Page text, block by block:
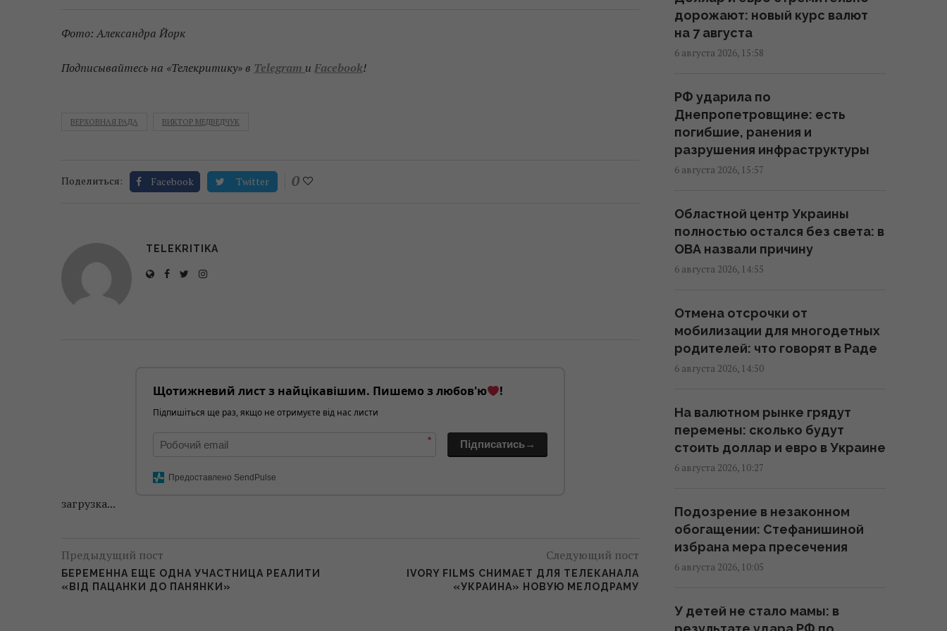
Фото: Александра Йорк
Подписывайтесь на «Телекритику» в Telegram и Facebook!
ВЕРХОВНАЯ РАДА ВИКТОР МЕДВЕДЧУК
Поделиться: Facebook Twitter 0
TELEKRITIKA
Щотижневий лист з найцікавішим. Пишемо з любов'ю !
Підпишіться ще раз, якщо не отримуєте від нас листи
* Підписатись→
Предоставлено SendPulse
загрузка...
Предыдущий пост
БЕРЕМЕННА ЕЩЕ ОДНА УЧАСТНИЦА РЕАЛИТИ
«ВІД ПАЦАНКИ ДО ПАНЯНКИ»
Следующий пост
IVORY FILMS СНИМАЕТ ДЛЯ ТЕЛЕКАНАЛА
«УКРАИНА» НОВУЮ МЕЛОДРАМУ
баллистики
22:00 четверг, 06 августа 2026
становится практически
невозможной задачей, –
Business Insider
20:18 четверг, 06 августа 2026
возможности перехвата
российских ракет над
Украиной, - PAP
19:35 четверг, 06 августа 2026
В Украине появится новый
праздник: что будут отмечать 8
августа
18:04 четверг, 06 августа 2026
В Еврокомиссии отреагировали
на заявление Зеленского о
сокращении поставок ракет
17:58 четверг, 06 августа 2026
Ракет из США не хватит:
эксперт объяснил проблему с
пусковыми установками РФ
17:33 четверг, 06 августа 2026
Новых солдат из Северной
дорожают: новый курс валют
на 7 августа
6 августа 2026, 15:58
РФ ударила по
Днепропетровщине: есть
погибшие, ранения и
разрушения инфраструктуры
6 августа 2026, 15:57
Областной центр Украины
полностью остался без света: в
ОВА назвали причину
6 августа 2026, 14:55
Отмена отсрочки от
мобилизации для многодетных
родителей: что говорят в Раде
6 августа 2026, 14:50
На валютном рынке грядут
перемены: сколько будут
стоить доллар и евро в Украине
6 августа 2026, 10:27
Подозрение в незаконном
обогащении: Стефанишиной
избрана мера пресечения
6 августа 2026, 10:05
У детей не стало мамы: в